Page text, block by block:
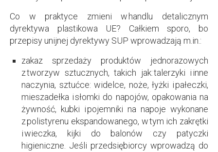
Co w praktyce zmieni w handlu detalicznym
dyrektywa plastikowa UE? Całkiem sporo, bo
przepisy unijnej dyrektywy SUP wprowadzają m.in.:
zakaz sprzedaży produktów jednorazowych
z tworzyw sztucznych, takich jak: talerzyki i inne
naczynia, sztućce: widelce, noże, łyżki i pałeczki,
mieszadełka i słomki do napojów, opakowania na
żywność, kubki i pojemniki na napoje wykonane
z polistyrenu ekspandowanego, w tym ich zakrętki
i wieczka, kijki do balonów czy patyczki
higieniczne. Jeśli przedsiębiorcy wprowadzą do